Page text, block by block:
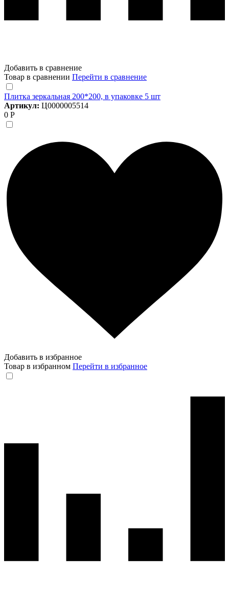
Добавить в сравнение
Товар в сравнении Перейти в сравнение
Плитка зеркальная 200*200, в упаковке 5 шт
Артикул: Ц0000005514
0 Р
Добавить в избранное
Товар в избранном Перейти в избранное